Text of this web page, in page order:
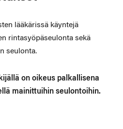
lääkärissä käyntejä
rintasyöpäseulonta sekä
seulonta.
on oikeus palkallisena
mainittuihin seulontoihin.